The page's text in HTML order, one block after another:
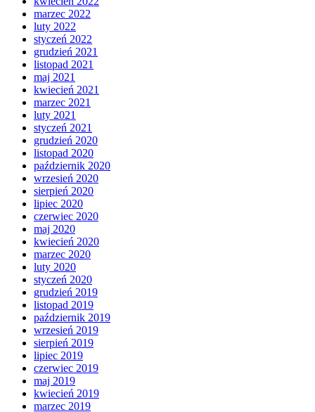
marzec 2022
luty 2022
styczeń 2022
grudzień 2021
listopad 2021
maj 2021
kwiecień 2021
marzec 2021
luty 2021
styczeń 2021
grudzień 2020
listopad 2020
październik 2020
wrzesień 2020
sierpień 2020
lipiec 2020
czerwiec 2020
maj 2020
kwiecień 2020
marzec 2020
luty 2020
styczeń 2020
grudzień 2019
listopad 2019
październik 2019
wrzesień 2019
sierpień 2019
lipiec 2019
czerwiec 2019
maj 2019
kwiecień 2019
marzec 2019